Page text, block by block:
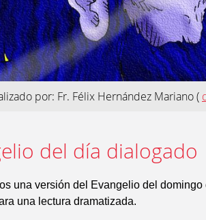
por: Fr. Félix Hernández Mariano(
del día dialogado
una versión del Evangelio del
una lectura dramatizada.